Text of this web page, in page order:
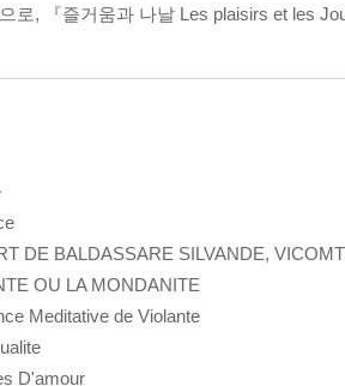
로, 『즐거움과 나날 Les plaisirs et les
DE BALDASSARE SILVANDE,
OU LA MONDANITE
Meditative de Violante
D'amour